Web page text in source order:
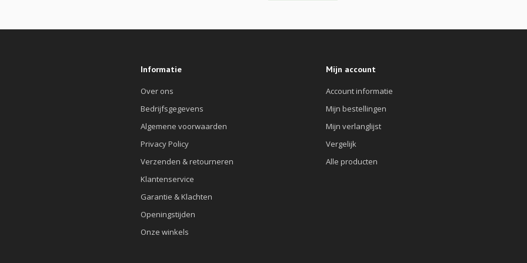
Informatie
Over ons
Bedrijfsgegevens
Algemene voorwaarden
Privacy Policy
Verzenden & retourneren
Klantenservice
Garantie & Klachten
Openingstijden
Onze winkels
Mijn account
Account informatie
Mijn bestellingen
Mijn verlanglijst
Vergelijk
Alle producten